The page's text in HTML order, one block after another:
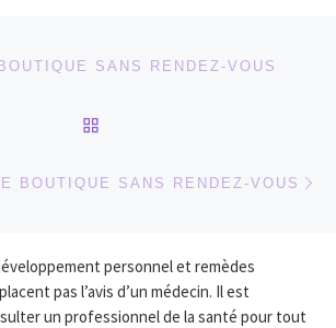
articlesSANS RENDEZ-VOUS
BOUTIQUE SANS RENDEZ-VOUS
personnel et remèdes
pas l’avis d’un médecin. Il est
un professionnel de la santé pour tout